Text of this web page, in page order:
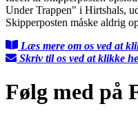
Under Trappen" i Hirtshals,
Skipperposten måske aldrig
Læs mere om os ved at
Skriv til os ved at klikke
Følg med på